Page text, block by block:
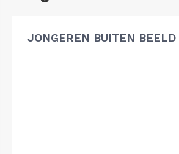
JONGEREN BUITEN BEELD